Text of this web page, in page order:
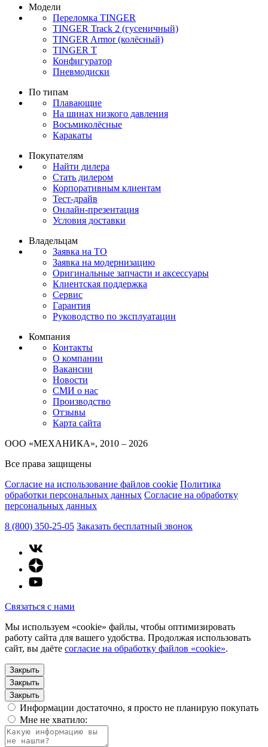
Модели
Переломка TINGER
TINGER Track 2 (гусеничный)
TINGER Armor (колёсный)
TINGER T
Конфигуратор
Пневмодиски
По типам
Плавающие
На шинах низкого давления
Восьмиколёсные
Каракаты
Покупателям
Найти дилера
Стать дилером
Корпоративным клиентам
Тест-драйв
Онлайн-презентация
Условия доставки
Владельцам
Заявка на ТО
Заявка на модернизацию
Оригинальные запчасти и аксессуары
Клиентская поддержка
Сервис
Гарантия
Руководство по эксплуатации
Компания
Контакты
О компании
Вакансии
Новости
СМИ о нас
Производство
Отзывы
Карта сайта
ООО «МЕХАНИКА», 2010 – 2026
Все права защищены
Согласие на использование файлов cookie Политика
обработки персональных данных Согласие на обработку
персональных данных
8 (800) 350-25-05 Заказать бесплатный звонок
Связаться с нами
Мы используем «cookie» файлы, чтобы оптимизировать
работу сайта для вашего удобства. Продолжая использовать
сайт, вы даёте согласие на обработку файлов «cookie».
Закрыть
Закрыть
Закрыть
Информации достаточно, я просто не планирую покупать
Мне не хватило: